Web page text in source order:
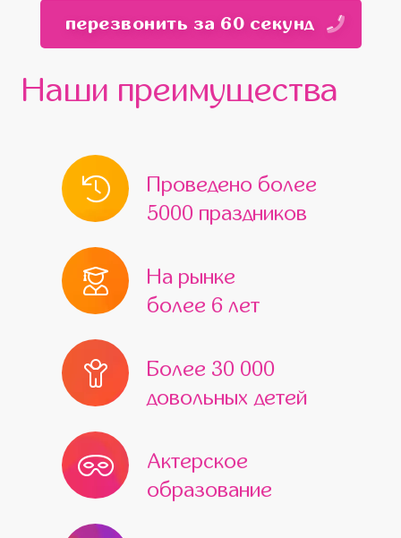
перезвонить за 60 секунд
Наши преимущества
Проведено более
5000 праздников
На рынке
более 6 лет
Более 30 000
довольных детей
Актерское
образование